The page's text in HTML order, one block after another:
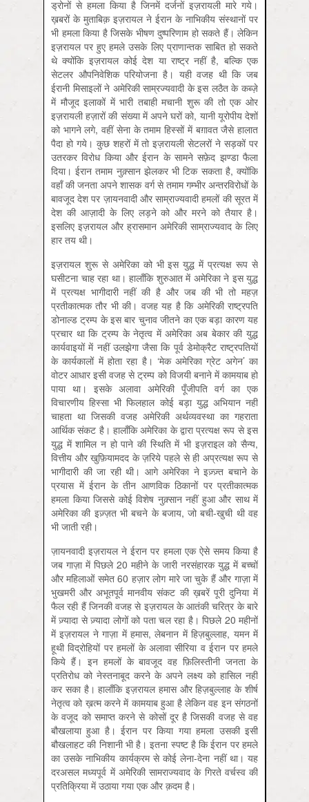
ड्रोनों से हमला किया है जिनमें दर्जनों इज़रायली मारे गये।
ख़बरों के मुताबिक़ इज़रायल ने ईरान के नाभिकीय संस्थानों पर
भी हमला किया है जिसके भीषण दुष्परिणाम हो सकते हैं। लेकिन
इज़रायल पर हुए हमले उसके लिए प्राणान्तक साबित हो सकते
थे क्योंकि इज़रायल कोई देश या राष्ट्र नहीं है, बल्कि एक
सेटलर औपनिवेशिक परियोजना है। यही वजह थी कि जब
ईरानी मिसाइलों ने अमेरिकी साम्रज्यवादी के इस लठैत के कब्ज़े
में मौजूद इलाकों में भारी तबाही मचानी शुरू की तो एक ओर
इज़रायली हज़ारों की संख्या में अपने घरों को, यानी यूरोपीय देशों
को भागने लगे, वहीं सेना के तमाम हिस्सों में बग़ावत जैसे हालात
पैदा हो गये। कुछ शहरों में तो इज़रायली सेटलरों ने सड़कों पर
उतरकर विरोध किया और ईरान के सामने सफ़ेद झण्डा फैला
दिया। ईरान तमाम नुक़्सान झेलकर भी टिक सकता है, क्योंकि
वहाँ की जनता अपने शासक वर्ग से तमाम गम्भीर अन्तरविरोधों के
बावजूद देश पर ज़ायनवादी और साम्राज्यवादी हमलों की सूरत में
देश की आज़ादी के लिए लड़ने को और मरने को तैयार है।
इसलिए इज़रायल और ह्रासमान अमेरिकी साम्राज्यवाद के लिए
हार तय थी।
इज़रायल शुरू से अमेरिका को भी इस युद्ध में प्रत्यक्ष रूप से
घसीटना चाह रहा था। हालाँकि शुरुआत में अमेरिका ने इस युद्ध
में प्रत्यक्ष भागीदारी नहीं की है और जब की भी तो महज़
प्रतीकात्मक तौर भी की। वजह यह है कि अमेरिकी राष्ट्रपति
डोनाल्ड ट्रम्प के इस बार चुनाव जीतने का एक बड़ा कारण यह
प्रचार था कि ट्रम्प के नेतृत्व में अमेरिका अब बेकार की युद्ध
कार्यवाइयों में नहीं उलझेगा जैसा कि पूर्व डेमोक्रैट राष्ट्रपतियों
के कार्यकालों में होता रहा है। ‘मेक अमेरिका ग्रेट अगेन’ का
वोटर आधार इसी वजह से ट्रम्प को विजयी बनाने में कामयाब हो
पाया था। इसके अलावा अमेरिकी पूँजीपति वर्ग का एक
विचारणीय हिस्सा भी फिलहाल कोई बड़ा युद्ध अभियान नहीं
चाहता था जिसकी वजह अमेरिकी अर्थव्यवस्था का गहराता
आर्थिक संकट है। हालाँकि अमेरिका के द्वारा प्रत्यक्ष रूप से इस
युद्ध में शामिल न हो पाने की स्थिति में भी इज़राइल को सैन्य,
वित्तीय और खुफ़ियामदद के ज़रिये पहले से ही अप्रत्यक्ष रूप से
भागीदारी की जा रही थी। आगे अमेरिका ने इज़्ज़्त बचाने के
प्रयास में ईरान के तीन आणविक ठिकानों पर प्रतीकात्मक
हमला किया जिससे कोई विशेष नुक़्सान नहीं हुआ और साथ में
अमेरिका की इज़्ज़त भी बचने के बजाय, जो बची-खुची थी वह
भी जाती रही।
ज़ायनवादी इज़रायल ने ईरान पर हमला एक ऐसे समय किया है
जब गाज़ा में पिछले 20 महीने के जारी नरसंहारक युद्ध में बच्चों
और महिलाओं समेत 60 हज़ार लोग मारे जा चुके हैं और गाज़ा में
भुखमरी और अभूतपूर्व मानवीय संकट की ख़बरें पूरी दुनिया में
फैल रही हैं जिनकी वजह से इज़रायल के आतंकी चरित्र के बारे
में ज़्यादा से ज़्यादा लोगों को पता चल रहा है। पिछले 20 महीनों
में इज़रायल ने गाज़ा में हमास, लेबनान में हिज़बुल्लाह, यमन में
हूथी विद्रोहियों पर हमलों के अलावा सीरिया व ईरान पर हमले
किये हैं। इन हमलों के बावजूद वह फ़िलिस्तीनी जनता के
प्रतिरोध को नेस्तनाबूद करने के अपने लक्ष्य को हासिल नहीं
कर सका है। हालाँकि इज़रायल हमास और हिज़बुल्लाह के शीर्ष
नेतृत्व को ख़त्म करने में कामयाब हुआ है लेकिन वह इन संगठनों
के वजूद को समाप्त करने से कोसों दूर है जिसकी वजह से वह
बौखलाया हुआ है। ईरान पर किया गया हमला उसकी इसी
बौखलाहट की निशानी भी है। इतना स्पष्ट है कि ईरान पर हमले
का उसके नाभिकीय कार्यक्रम से कोई लेना-देना नहीं था। यह
दरअसल मध्यपूर्व में अमेरिकी सामराज्यवाद के गिरते वर्चस्व की
प्रतिक्रिया में उठाया गया एक और क़दम है।